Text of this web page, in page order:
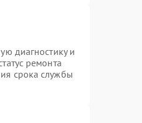
диагностику и
ремонта
срока службы